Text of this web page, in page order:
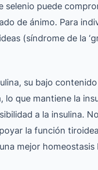
selenio puede
de ánimo. Para
(síndrome de la
su bajo
lo que mantiene la
a la insulina.
la función
mejor homeostasis